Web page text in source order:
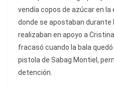
vendía copos de azúcar en la
donde se apostaban
realizaban en apoyo a
fracasó cuando la bala
pistola de Sabag Montiel,
detención.